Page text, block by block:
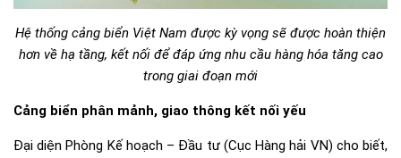
Hệ thống cảng biển Việt Nam được kỳ vọng sẽ được hoàn thiện
hơn về hạ tầng, kết nối để đáp ứng nhu cầu hàng hóa tăng cao
trong giai đoạn mới
Cảng biển phân mảnh, giao thông kết nối yếu
Đại diện Phòng Kế hoạch – Đầu tư (Cục Hàng hải VN) cho biết,